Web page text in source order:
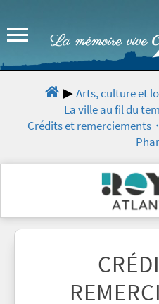
Arts, culture et
La ville au fil du
Crédits et remerciements